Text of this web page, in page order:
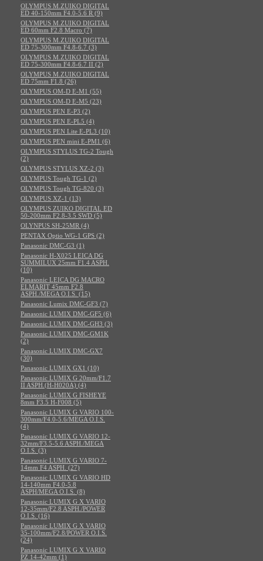
OLYMPUS M.ZUIKO DIGITAL
ED 40-150mm F4.0-5.6 R (9)
OLYMPUS M.ZUIKO DIGITAL
ED 60mm F2.8 Macro (7)
OLYMPUS M.ZUIKO DIGITAL
ED 75-300mm F4.8-6.7 (3)
OLYMPUS M.ZUIKO DIGITAL
ED 75-300mm F4.8-6.7 II (2)
OLYMPUS M.ZUIKO DIGITAL
ED 75mm F1.8 (26)
OLYMPUS OM-D E-M1 (55)
OLYMPUS OM-D E-M5 (23)
OLYMPUS PEN E-P3 (2)
OLYMPUS PEN E-PL5 (4)
OLYMPUS PEN Lite E-PL3 (10)
OLYMPUS PEN mini E-PM1 (6)
OLYMPUS STYLUS TG-2 Tough
(2)
OLYMPUS STYLUS XZ-2 (3)
OLYMPUS Tough TG-1 (2)
OLYMPUS Tough TG-820 (3)
OLYMPUS XZ-1 (13)
OLYMPUS ZUIKO DIGITAL ED
50-200mm F2.8-3.5 SWD (5)
OLYNPUS SH-25MR (4)
PENTAX Optio WG-1 GPS (2)
Panasonic DMC-G3 (1)
Panasonic H-X025 LEICA DG
SUMMILUX 25mm F1.4 ASPH.
(10)
Panasonic LEICA DG MACRO
ELMARIT 45mm F2.8
ASPH./MEGA O.I.S. (15)
Panasonic Lumix DMC-GF3 (7)
Panasonic LUMIX DMC-GF5 (6)
Panasonic LUMIX DMC-GH3 (3)
Panasonic LUMIX DMC-GM1K
(2)
Panasonic LUMIX DMC-GX7
(30)
Panasonic LUMIX GX1 (10)
Panasonic LUMIX G 20mm/F1.7
II ASPH.(H-H020A) (4)
Panasonic LUMIX G FISHEYE
8mm F3.5 H-F008 (5)
Panasonic LUMIX G VARIO 100-
300mm/F4.0-5.6/MEGA O.I.S.
(4)
Panasonic LUMIX G VARIO 12-
32mm/F3.5-5.6 ASPH./MEGA
O.I.S. (3)
Panasonic LUMIX G VARIO 7-
14mm F4 ASPH. (27)
Panasonic LUMIX G VARIO HD
14-140mm F4.0-5.8
ASPH/MEGA O.I.S. (8)
Panasonic LUMIX G X VARIO
12-35mm/F2.8 ASPH./POWER
O.I.S. (16)
Panasonic LUMIX G X VARIO
35-100mm/F2.8/POWER O.I.S.
(24)
Panasonic LUMIX G X VARIO
PZ 14-42mm (1)